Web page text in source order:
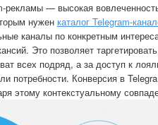
рекламы — высокая
нужен каталог Telegram-
каналы по конкретным
Это позволяет
всех подряд, а за доступ к
потребности. Конверсия в
этому контекстуальному